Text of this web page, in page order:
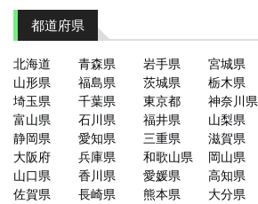
都道府県
北海道 青森県 岩手県 宮城県
山形県
福島県 茨城県 栃木県
埼玉県
千葉県 東京都 神奈川県
富山県
石川県 福井県 山梨県
静岡県
愛知県 三重県 滋賀県
大阪府
兵庫県 和歌山県 岡山県
山口県
香川県 愛媛県 高知県
佐賀県
長崎県 熊本県 大分県